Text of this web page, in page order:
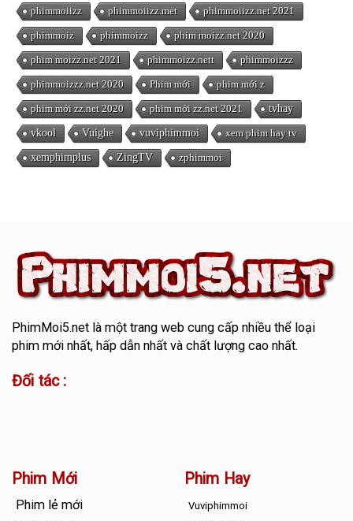
phimmoiizz phimmoiizz.met phimmoiizz.net 2021
phimmoiz phimmoizz phim moizz.net 2020
phim moizz.net 2021 phimmoizz.nett phimmoizzz
phimmoizzz.net 2020 Phim mới phim mới z
phim mới zz.net 2020 phim mới zz.net 2021 tvhay
vkool Vuighe vuviphimmoi xem phim hay tv
xemphimplus ZingTV zphimmoi
PhimMoi5.netlà một trang web cung cấp nhiều thể loại
phim mới nhất, hấp dẫn nhất và chất lượng cao nhất.
Đối tác :
Phim Mới
Phim lẻ mới
Phim Hay
Vuviphimmoi